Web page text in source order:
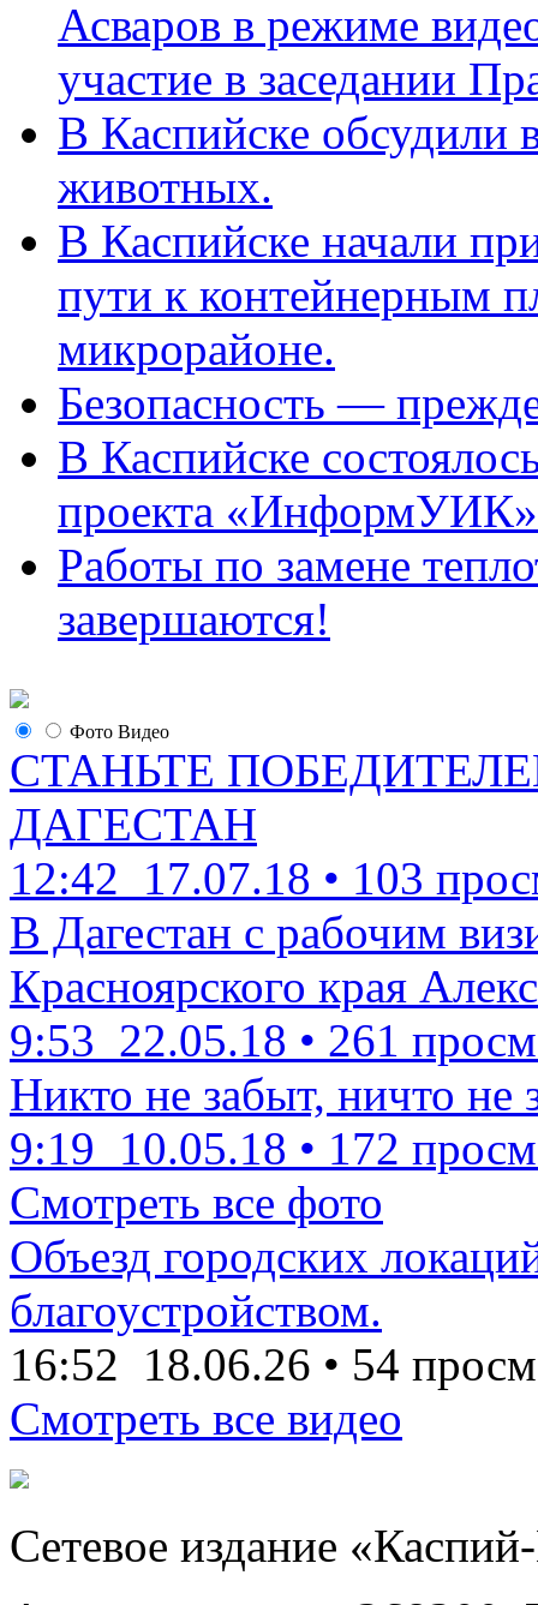
Асваров в режиме
участие в заседании
В Каспийске обсудили
животных.
В Каспийске начали
пути к контейнерным
микрорайоне.
Безопасность —
В Каспийске
проекта «ИнформУИК»
Работы по замене
завершаются!
Фото Видео
СТАНЬТЕ
ДАГЕСТАН
12:42 17.07.18 • 103
В Дагестан с рабочим
Красноярского края
9:53 22.05.18 • 261
Никто не забыт, ничто не
9:19 10.05.18 • 172
Смотреть все фото
Объезд городских
благоустройством.
16:52 18.06.26 • 54
Смотреть все видео
Сетевое издание